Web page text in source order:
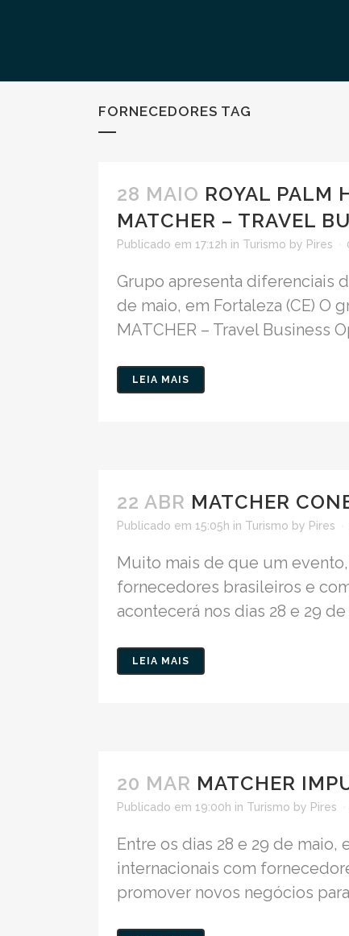
FORNECEDORES TAG
28 MAIO ROYAL PALM
MATCHER – TRAVEL
Publicado em 17:12h in Turismo by Pires
Grupo apresenta diferenciais
de maio, em Fortaleza (CE) O
MATCHER – Travel Business
LEIA MAIS
22 ABR MATCHER
Publicado em 15:05h in Turismo by Pires
Muito mais de que um
fornecedores brasileiros e
acontecerá nos dias 28 e 29
LEIA MAIS
20 MAR MATCHER
Publicado em 19:00h in Turismo by Pires
Entre os dias 28 e 29 de
internacionais com
promover novos negócios